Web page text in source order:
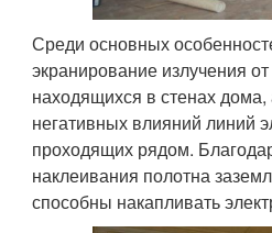
Среди основных
экранирование излучения
находящихся в стенах дома,
негативных влияний линий
проходящих рядом.
наклеивания полотна
способны накапливать